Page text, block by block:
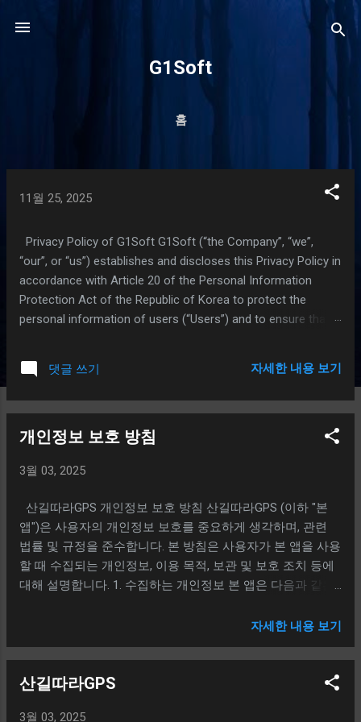
G1Soft
홈
글11월 25, 2025
Privacy Policy of G1Soft G1Soft (“the Company”, “we”,
“our”, or “us”) establishes and discloses this Privacy Policy in
accordance with Article 20 of the Personal Information
Protection Act of the Republic of Korea to protect the
personal information of users (“Users”) and to ensure that
1. Purpose of Processing Personal Information We process
personal information for the following purposes. Personal
below. Should the purpose of use change, we will take
necessary steps such as obtaining separate consent in
Protection Act. 1) Website/App Membership Registration
and authentication for membership-based services
Maintaining and managing user accounts Identity verification
under restricted identity verification regulations Preventing
frau...
댓글 쓰기 자세한 내용 보기
개인정보 보호 방침
3월 03, 2025
산길따라GPS 개인정보 보호 방침 산길따라GPS (이하 "본
앱")은 사용자의 개인정보 보호를 중요하게 생각하며, 관련
법률 및 규정을 준수합니다. 본 방침은 사용자가 본 앱을 사용
할 때 수집되는 개인정보, 이용 목적, 보관 및 보호 조치 등에
대해 설명합니다. 1. 수집하는 개인정보 본 앱은 다음과 같은
그인 시, 사용자 동의를 받아 프로필 이름 및 프로필 사진을
를 공유하는 기능을 위해 사용자의 위치정보를 수집합니다.
2. 개인정보 수집 목적 본 앱에서 수집하는 개인정보는 다음
자세한 내용 보기
산길따라GPS
3월 03, 2025